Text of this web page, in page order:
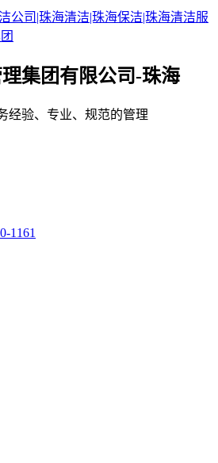
集团有限公司-珠海
经验、专业、规范的管理
1161